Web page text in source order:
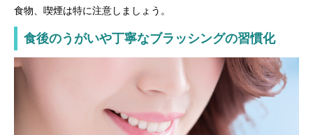
食物、喫煙は特に注意しましょう。
食後のうがいや丁寧なブラッシングの習慣化